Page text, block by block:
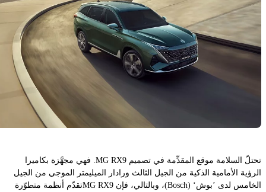
تحتلّ السلامة موقع المقدِّمة في تصميم MG RX9. فهي مجهَّزة بكاميرا
الرؤية الأمامية الذكية من الجيل الثالث ورادار الميليمتر الموجي من الجيل
الخامس لدى ’بوش‘ (Bosch)، وبالتالي، فإن MG RX9تقدّم أنظمة متطوّرة